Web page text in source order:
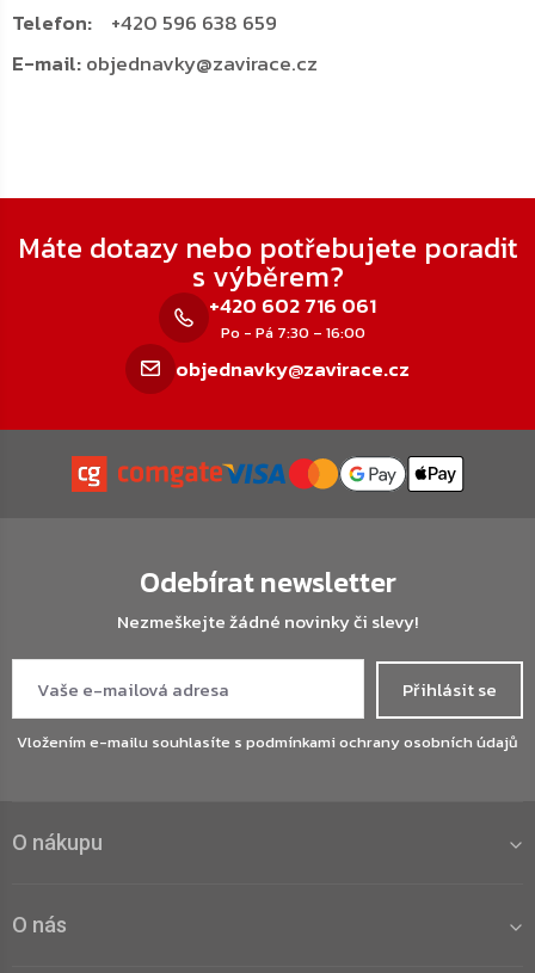
Telefon: +420 596 638 659
E-mail:objednavky@zavirace.cz
Máte dotazy nebo potřebujete poradit
s výběrem?
+420 602 716 061
Po - Pá 7:30 – 16:00
objednavky@zavirace.cz
Odebírat newsletter
Nezmeškejte žádné novinky či slevy!
Přihlásit se
Vložením e-mailu souhlasíte s podmínkami ochrany osobních údajů
O nákupu
O nás